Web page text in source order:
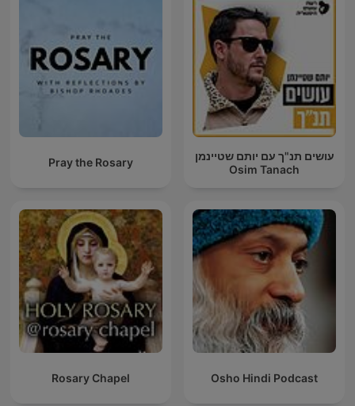
Pray the Rosary
עושים תנ"ך עם יותם שטיינמן
Osim Tanach
Rosary Chapel Osho Hindi Podcast